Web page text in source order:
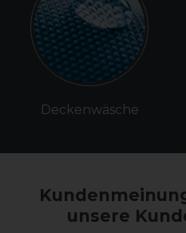
Deckenwäsche
unsere